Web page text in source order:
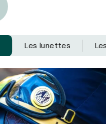
Les lunettes